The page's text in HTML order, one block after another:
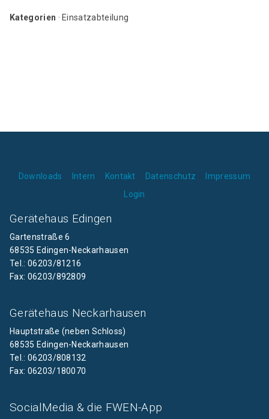
Kategorien · Einsatzabteilung
Downloads Intern Kontakt Datenschutz
Impressum
Login
Gerätehaus Edingen
Gartenstraße 6
68535 Edingen-Neckarhausen
Tel.: 06203/81216
Fax: 06203/892809
Gerätehaus Neckarhausen
Hauptstraße (neben Schloss)
68535 Edingen-Neckarhausen
Tel.: 06203/808132
Fax: 06203/180070
SocialMedia & die FWEN-App